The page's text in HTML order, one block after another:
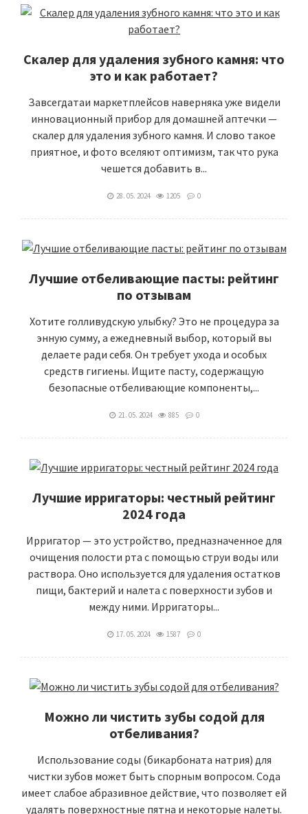
Скалер для удаления зубного камня: что
это и как работает?
Завсегдатаи маркетплейсов наверняка уже видели
инновационный прибор для домашней аптечки —
скалер для удаления зубного камня. И слово такое
приятное, и фото вселяют оптимизм, так что рука
чешется добавить в...
28. 05. 2024 1205 0
Лучшие отбеливающие пасты: рейтинг
по отзывам
Хотите голливудскую улыбку? Это не процедура за
энную сумму, а ежедневный выбор, который вы
делаете ради себя. Он требует ухода и особых
средств гигиены. Ищите пасту, содержащую
безопасные отбеливающие компоненты,...
21. 05. 2024 885 0
Лучшие ирригаторы: честный рейтинг
2024 года
Ирригатор — это устройство, предназначенное для
очищения полости рта с помощью струи воды или
раствора. Оно используется для удаления остатков
пищи, бактерий и налета с поверхности зубов и
между ними. Ирригаторы...
17. 05. 2024 1587 0
Можно ли чистить зубы содой для
отбеливания?
Использование соды (бикарбоната натрия) для
чистки зубов может быть спорным вопросом. Сода
имеет слабое абразивное действие, что позволяет ей
удалять поверхностные пятна и некоторые налеты.